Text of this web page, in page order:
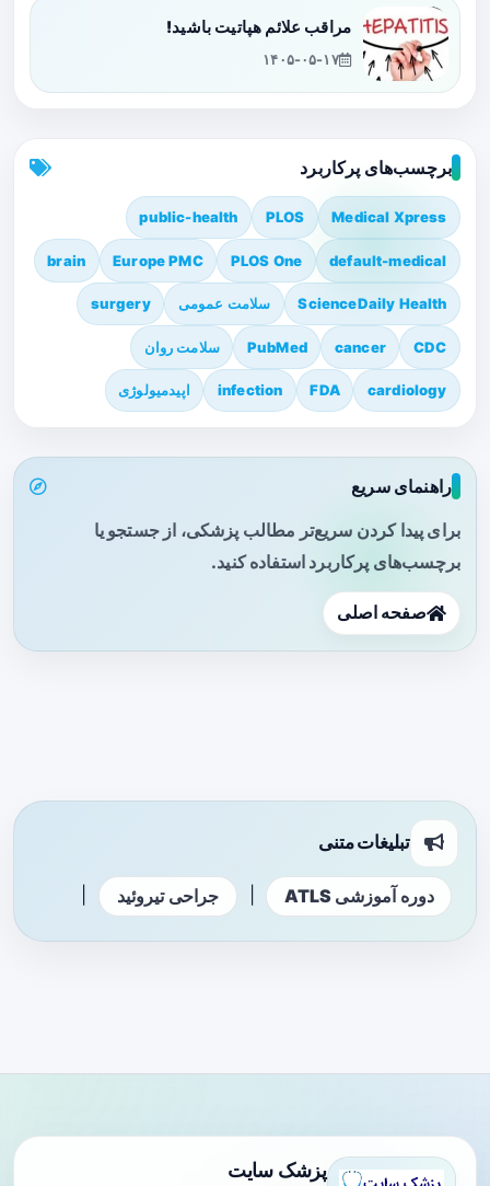
مراقب علائم هپاتیت باشید!
۱۴۰۵-۰۵-۱۷
برچسب‌های پرکاربرد
Medical Xpress
PLOS
public-health
default-medical
PLOS One
Europe PMC
brain
ScienceDaily Health سلامت عمومی surgery
CDC
cancer
PubMed سلامت روان
cardiology
FDA
infection اپیدمیولوژی
راهنمای سریع
برای پیدا کردن سریع‌تر مطالب پزشکی، از جستجو یا
برچسب‌های پرکاربرد استفاده کنید.
صفحه اصلی
تبلیغات متنی
دوره آموزشی ATLS جراحی تیروئید
پزشک سایت